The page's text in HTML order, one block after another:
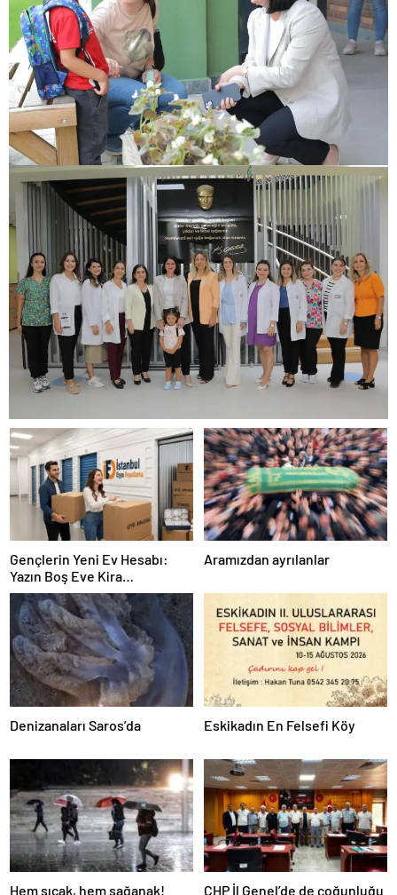
Gençlerin Yeni Ev Hesabı:
Yazın Boş Eve Kira
Ödenmeyecek
Aramızdan ayrılanlar
Denizanaları Saros’da Eskikadın En Felsefi Köy
Hem sıcak, hem sağanak! CHP İl Genel’de de çoğunluğu